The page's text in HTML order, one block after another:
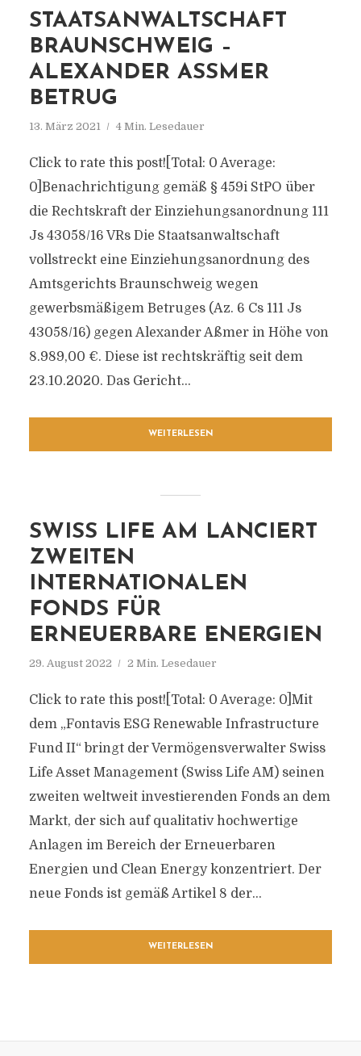
STAATSANWALTSCHAFT
BRAUNSCHWEIG –
ALEXANDER ASSMER B
ETRUG
13. März 2021 4 Min. Lesedauer
Click to rate this post![Total: 0 Average:
0]Benachrichtigung gemäß § 459i StPO über
die Rechtskraft der Einziehungsanordnung 111
Js 43058/​16 VRs Die Staatsanwaltschaft
vollstreckt eine Einziehungsanordnung des
Amtsgerichts Braunschweig wegen
gewerbsmäßigem Betruges (Az. 6 Cs 111 Js
43058/​16) gegen Alexander Aßmer in Höhe von
8.989,00 €. Diese ist rechtskräftig seit dem
23.10.2020. Das Gericht...
WEITERLESEN
SWISS LIFE AM LANCIERT
ZWEITEN
INTERNATIONALEN
FONDS FÜR
ERNEUERBARE ENERGIEN
29. August 2022 2 Min. Lesedauer
Click to rate this post![Total: 0 Average: 0]Mit
dem „Fontavis ESG Renewable Infrastructure
Fund II“ bringt der Vermögensverwalter Swiss
Life Asset Management (Swiss Life AM) seinen
zweiten weltweit investierenden Fonds an dem
Markt, der sich auf qualitativ hochwertige
Anlagen im Bereich der Erneuerbaren
Energien und Clean Energy konzentriert. Der
neue Fonds ist gemäß Artikel 8 der...
WEITERLESEN